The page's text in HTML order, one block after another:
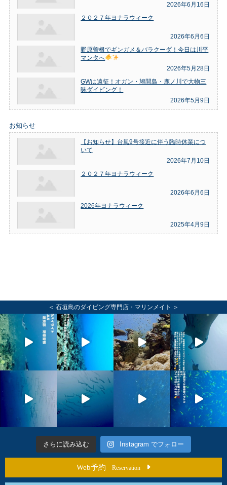
2026年6月16日
２０２７年ヨナラウィーク
2026年6月6日
野原曽根でギンガメ＆バラクーダ！今日は川平
マンタへ
2026年5月28日
GWは遠征！オガン・鳩間島・鹿ノ川で大物三
昧ダイビング！
2026年5月9日
お知らせ
【お知らせ】台風9号接近に伴う臨時休業につ
いて
2026年7月10日
２０２７年ヨナラウィーク
2026年6月6日
2026年ヨナラウィーク
2025年4月9日
＜ 石垣島のダイビング専門店・マリンメイト ＞
さらに読み込む Instagram でフォロー
Web予約 Reservation